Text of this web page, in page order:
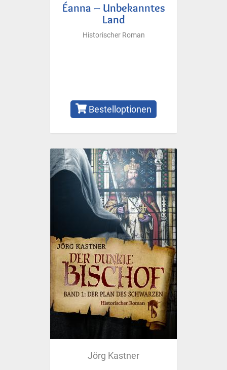
Éanna – Unbekanntes
Land
Historischer Roman
Bestelloptionen
Jörg Kastner